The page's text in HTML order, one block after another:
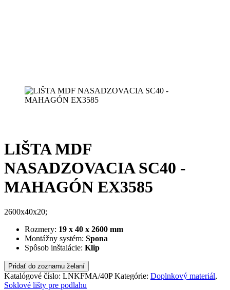
LIŠTA MDF
NASADZOVACIA SC40 -
MAHAGÓN EX3585
2600x40x20;
Rozmery: 19 x 40 x 2600 mm
Montážny systém: Spona
Spôsob inštalácie: Klip
Pridať do zoznamu želaní
Katalógové číslo: LNKFMA/40P Kategórie: Doplnkový materiál,
Soklové lišty pre podlahu